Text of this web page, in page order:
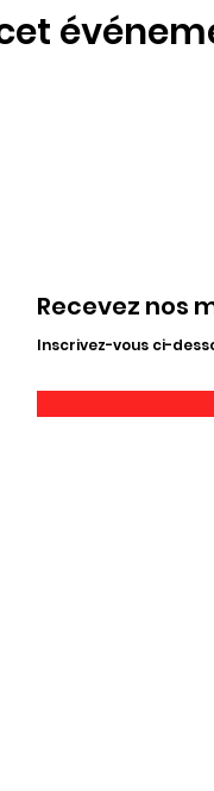
Recevez nos
Inscrivez-vous ci-